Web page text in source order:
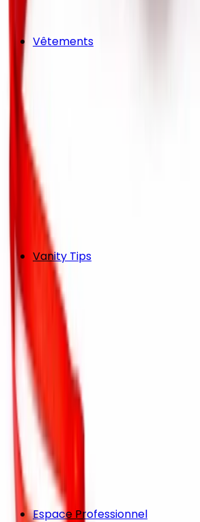
Vêtements
Vanity Tips
Espace Professionnel